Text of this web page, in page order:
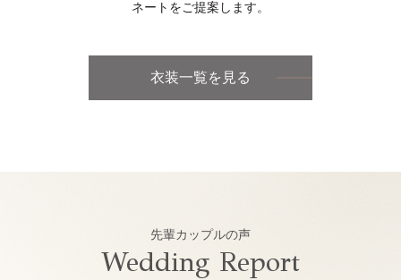
ネートをご提案します。
衣装一覧を見る
先輩カップルの声
Wedding Report